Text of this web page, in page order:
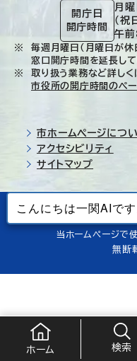
ホーム 検索
開庁日
開庁時間
月
（祝
午
毎週月曜日（月曜日が
窓口開庁時間を延長して
取り扱う業務など詳しく
市役所の開庁時間のペ
市ホームページにつ
アクセシビリティ
サイトマップ
© Ichinoseki-
当ホームページで
無断